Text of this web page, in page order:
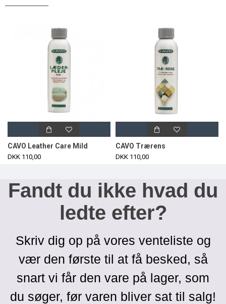
CAVO Leather Care Mild
DKK 110,00
CAVO Trærens
DKK 110,00
Fandt du ikke hvad du
ledte efter?
Skriv dig op på vores venteliste og
vær den første til at få besked, så
snart vi får den vare på lager, som
du søger, før varen bliver sat til salg!